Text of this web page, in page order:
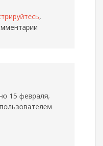
,
15 февраля,